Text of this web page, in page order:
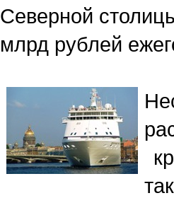
Северной
млрд рублей